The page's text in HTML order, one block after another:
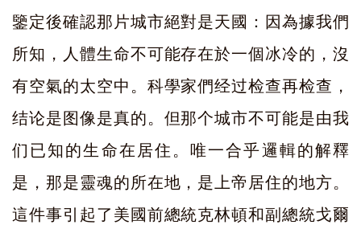
鑒定後確認那片城市絕對是天國：因為據我們
所知，人體生命不可能存在於一個冰冷的，沒
有空氣的太空中。科學家們经过检查再检查，
结论是图像是真的。但那个城市不可能是由我
们已知的生命在居住。唯一合乎邏輯的解釋
是，那是靈魂的所在地，是上帝居住的地方。
這件事引起了美國前總統克林頓和副總統戈爾